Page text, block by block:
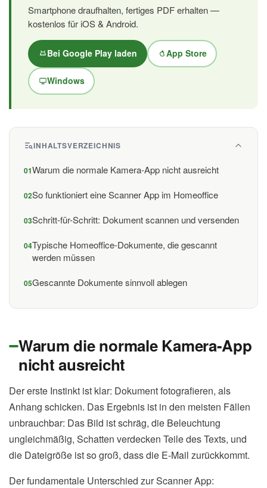
Smartphone draufhalten, fertiges PDF erhalten —
kostenlos für iOS & Android.
Bei Google Play laden App Store
Windows
INHALTSVERZEICHNIS
Warum die normale Kamera-App nicht ausreicht
So funktioniert eine Scanner App im Homeoffice
Schritt-für-Schritt: Dokument scannen und versenden
Typische Homeoffice-Dokumente, die gescannt
werden müssen
Gescannte Dokumente sinnvoll ablegen
Warum die normale Kamera-App
nicht ausreicht
Der erste Instinkt ist klar: Dokument fotografieren, als
Anhang schicken. Das Ergebnis ist in den meisten Fällen
unbrauchbar: Das Bild ist schräg, die Beleuchtung
ungleichmäßig, Schatten verdecken Teile des Texts, und
die Dateigröße ist so groß, dass die E-Mail zurückkommt.
Der fundamentale Unterschied zur Scanner App: